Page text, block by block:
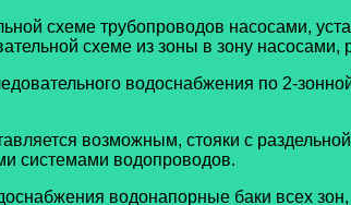
схеме трубопроводов насосами,
схеме из зоны в зону
водоснабжения по 2-
возможным, стояки с
системами водопроводов.
водонапорные баки всех